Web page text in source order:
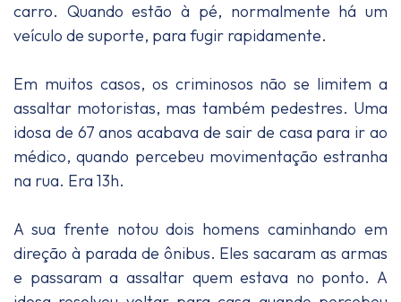
carro. Quando estão à pé, normalmente há um
veículo de suporte, para fugir rapidamente.
Em muitos casos, os criminosos não se limitem a
assaltar motoristas, mas também pedestres. Uma
idosa de 67 anos acabava de sair de casa para ir ao
médico, quando percebeu movimentação estranha
na rua. Era 13h.
A sua frente notou dois homens caminhando em
direção à parada de ônibus. Eles sacaram as armas
e passaram a assaltar quem estava no ponto. A